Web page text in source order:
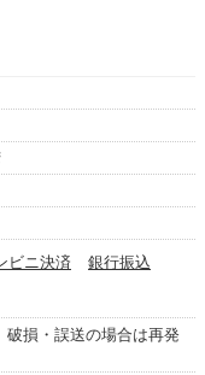
ビニ決済
銀行振込
損・誤送の場合は再発